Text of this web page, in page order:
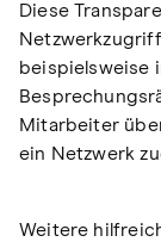
Diese
beispielsweise
Mitarbeiter
ein Netzwerk
Weitere